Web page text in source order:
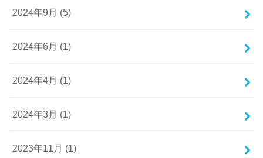
2024年9月 (5)
2024年6月 (1)
2024年4月 (1)
2024年3月 (1)
2023年11月 (1)